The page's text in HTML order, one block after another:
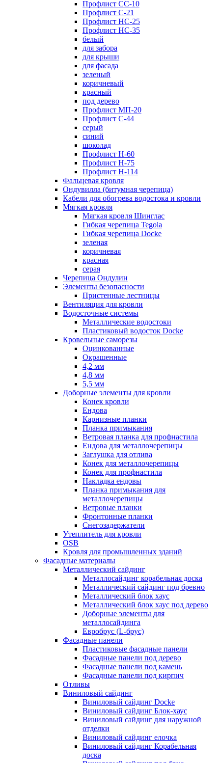
Профлист СС-10
Профлист C-21
Профлист НС-25
Профлист НС-35
белый
для забора
для крыши
для фасада
зеленый
коричневый
красный
под дерево
Профлист МП-20
Профлист С-44
серый
синий
шоколад
Профлист Н-60
Профлист Н-75
Профлист H-114
Фальцевая кровля
Ондувилла (битумная черепица)
Кабели для обогрева водостока и кровли
Мягкая кровля
Мягкая кровля Шинглас
Гибкая черепица Tegola
Гибкая черепица Docke
зеленая
коричневая
красная
серая
Черепица Ондулин
Элементы безопасности
Пристенные лестницы
Вентиляция для кровли
Водосточные системы
Металлические водостоки
Пластиковый водосток Docke
Кровельные саморезы
Оцинкованные
Окрашенные
4,2 мм
4,8 мм
5,5 мм
Доборные элементы для кровли
Конек кровли
Ендова
Карнизные планки
Планка примыкания
Ветровая планка для профнастила
Ендова для металлочерепицы
Заглушка для отлива
Конек для металлочерепицы
Конек для профнастила
Накладка ендовы
Планка примыкания для
металлочерепицы
Ветровые планки
Фронтонные планки
Снегозадержатели
Утеплитель для кровли
OSB
Кровля для промышленных зданий
Фасадные материалы
Металлический сайдинг
Металлосайдинг корабельная доска
Металлический сайдинг под бревно
Металлический блок хаус
Металлический блок хаус под дерево
Доборные элементы для
металлосайдинга
Евробрус (L-брус)
Фасадные панели
Пластиковые фасадные панели
Фасадные панели под дерево
Фасадные панели под камень
Фасадные панели под кирпич
Отливы
Виниловый сайдинг
Виниловый сайдинг Docke
Виниловый сайдинг Блок-хаус
Виниловый сайдинг для наружной
отделки
Виниловый сайдинг елочка
Виниловый сайдинг Корабельная
доска